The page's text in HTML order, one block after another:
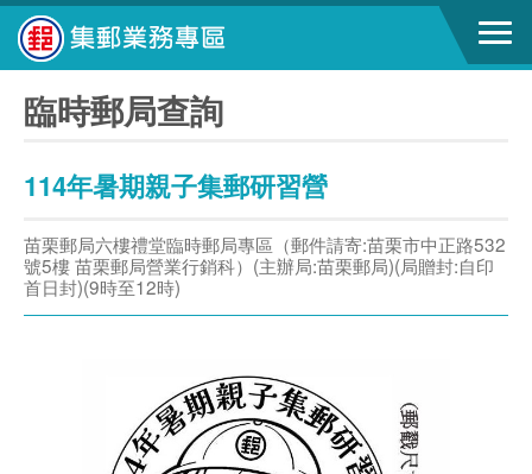
臨時郵局查詢
114年暑期親子集郵研習營
苗栗郵局六樓禮堂臨時郵局專區（郵件請寄:苗栗市中正路532
號5樓 苗栗郵局營業行銷科）(主辦局:苗栗郵局)(局贈封:自印
首日封)(9時至12時)